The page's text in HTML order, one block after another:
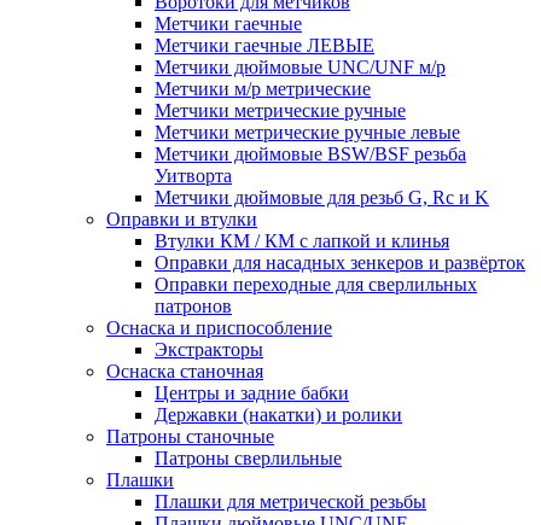
Метчики гаечные
Метчики гаечные ЛЕВЫЕ
Метчики дюймовые UNC/UNF м/р
Метчики м/р метрические
Метчики метрические ручные
Метчики метрические ручные левые
Метчики дюймовые BSW/BSF резьба
Уитворта
Метчики дюймовые для резьб G, Rc и K
Оправки и втулки
Втулки КМ / КМ с лапкой и клинья
Оправки для насадных зенкеров и развёрток
Оправки переходные для сверлильных
патронов
Оснаска и приспособление
Экстракторы
Оснаска станочная
Центры и задние бабки
Державки (накатки) и ролики
Патроны станочные
Патроны сверлильные
Плашки
Плашки для метрической резьбы